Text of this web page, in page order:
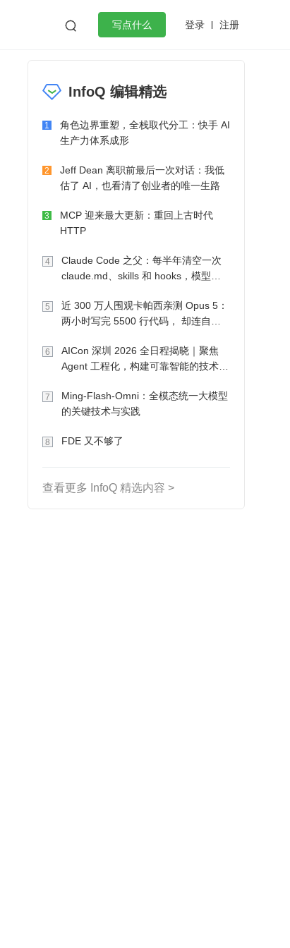
 写点什么 登录 注册
微服务架构 flutter
InfoQ 编辑精选
1
角色边界重塑，全栈取代分工：快手 AI
生产力体系成形
2
Jeff Dean 离职前最后一次对话：我低
估了 AI，也看清了创业者的唯一生路
3
MCP 迎来最大更新：重回上古时代
HTTP
4
Claude Code 之父：每半年清空一次
claude.md、skills 和 hooks，模型自
5
近 300 万人围观卡帕西亲测 Opus 5：
两小时写完 5500 行代码， 却连自己
6
AICon 深圳 2026 全日程揭晓｜聚焦
Agent 工程化，构建可靠智能的技术路
7
Ming-Flash-Omni：全模态统一大模型
的关键技术与实践
8 FDE 又不够了
查看更多 InfoQ 精选内容 >